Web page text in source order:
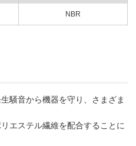
NBR
騒音から機器を守り、さまざま
エステル繊維を配合することに